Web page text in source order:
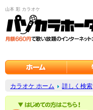
山本 彩 カラオケ
カラオケ ホーム 詳しく検索